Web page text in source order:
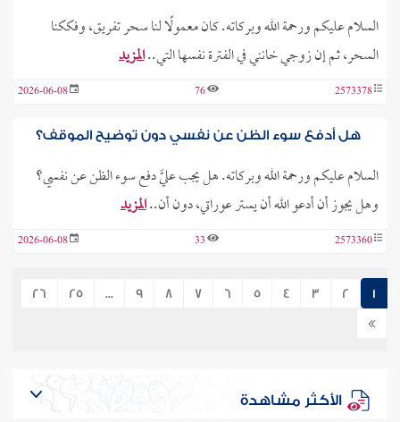
السلام عليكم ورحمة الله وبركاته. كان معمولًا لنا سحر تفريق، وفككنا
السحر، ثم إن زوجي خانني في الفترة نفسها التي..المزيد
2573378
76
2026-06-08
هل أدفع سوء الظن عن نفسي دون توضيح الموقف؟
السلام عليكم ورحمة الله وبركاته. هل يجب عليَّ دفع سوء الظن عن نفسي؟
وهل يجوز أن أدعو الله أن يستر عوراتي، دون أن..المزيد
2573360
33
2026-06-08
1
2
3
4
5
6
7
8
9
...
25
26
الأكثر مشاهدة